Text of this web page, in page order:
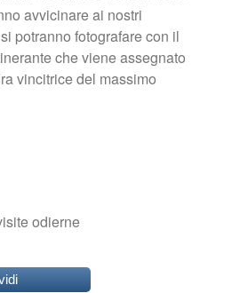
avvicinare ai nostri
potranno fotografare con il
che viene assegnato
vincitrice del massimo
odierne